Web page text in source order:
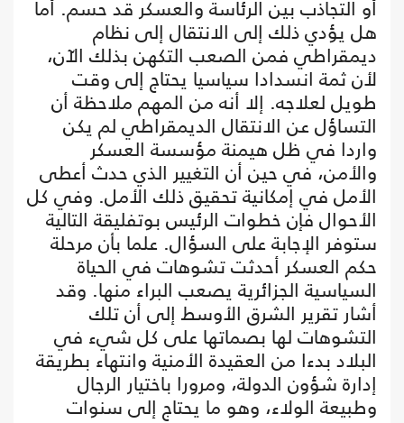
أو التجاذب بين الرئاسة والعسكر قد حسم. أما
هل يؤدي ذلك إلى الانتقال إلى نظام
ديمقراطي فمن الصعب التكهن بذلك الآن،
لأن ثمة انسدادا سياسيا يحتاج إلى وقت
طويل لعلاجه. إلا أنه من المهم ملاحظة أن
التساؤل عن الانتقال الديمقراطي لم يكن
واردا في ظل هيمنة مؤسسة العسكر
والأمن، في حين أن التغيير الذي حدث أعطى
الأمل في إمكانية تحقيق ذلك الأمل. وفي كل
الأحوال فإن خطوات الرئيس بوتفليقة التالية
ستوفر الإجابة على السؤال. علما بأن مرحلة
حكم العسكر أحدثت تشوهات في الحياة
السياسية الجزائرية يصعب البراء منها. وقد
أشار تقرير الشرق الأوسط إلى أن تلك
التشوهات لها بصماتها على كل شيء في
البلاد بدءا من العقيدة الأمنية وانتهاء بطريقة
إدارة شؤون الدولة، ومرورا باختيار الرجال
وطبيعة الولاء، وهو ما يحتاج إلى سنوات